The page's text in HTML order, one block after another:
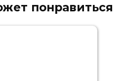
понравиться